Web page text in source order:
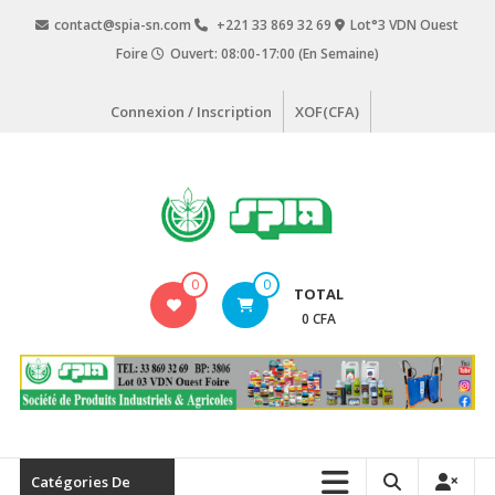
contact@spia-sn.com +221 33 869 32 69
Lot°3 VDN Ouest
Foire
Ouvert: 08:00-17:00 (En Semaine)
Connexion / Inscription XOF(CFA)
Produits
Industriels
0 0 TOTAL
0 CFA
Catégories De